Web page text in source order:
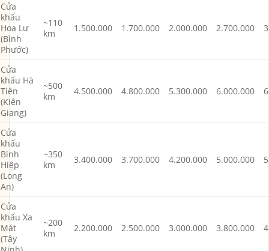
Cửa
khẩu
Hoa Lư
(Bình
Phước)
~110
km
1.500.000 1.700.000 2.000.000 2.700.000
Cửa
khẩu Hà
Tiên
(Kiên
Giang)
~500
km
4.500.000 4.800.000 5.300.000 6.000.000
Cửa
khẩu
Bình
Hiệp
(Long
An)
~350
km
3.400.000 3.700.000 4.200.000 5.000.000
Cửa
khẩu Xa
Mát
(Tây
~200
km
2.200.000 2.500.000 3.000.000 3.800.000